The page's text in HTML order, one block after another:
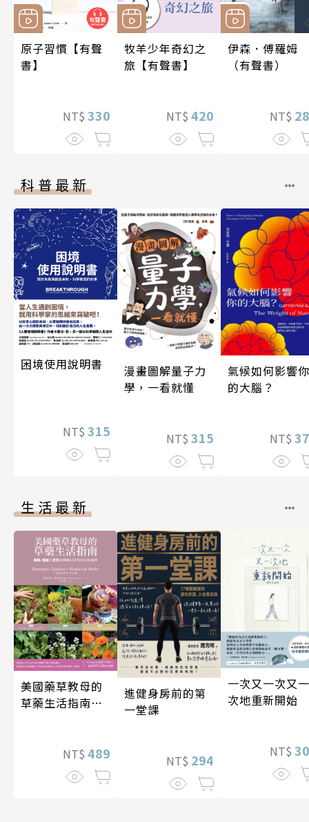
原子習慣【有聲
書】
NT$ 330
牧羊少年奇幻之
旅【有聲書】
NT$ 420
伊森．傅羅姆
（有聲書）
NT$
科普最新
困境使用說明書
NT$ 315
漫畫圖解量子力
學，一看就懂
NT$ 315
氣候如何影響你
的大腦？
NT$
生活最新
美國藥草教母的
草藥生活指南
NT$ 489
進健身房前的第
一堂課
NT$ 294
一次又一次又一
次地重新開始
NT$